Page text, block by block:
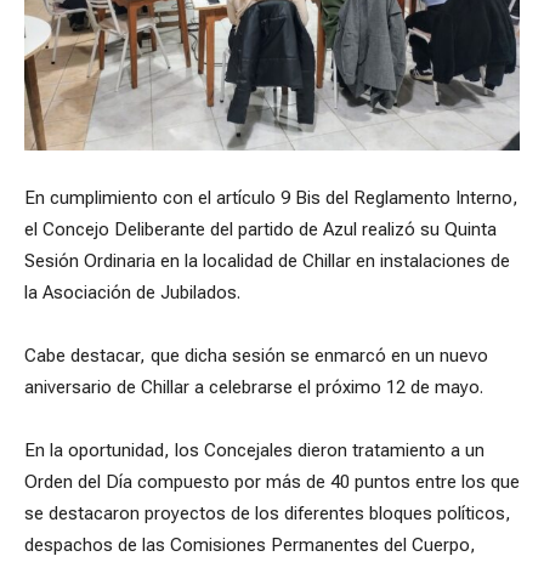
En cumplimiento con el artículo 9 Bis del Reglamento Interno,
el Concejo Deliberante del partido de Azul realizó su Quinta
Sesión Ordinaria en la localidad de Chillar en instalaciones de
la Asociación de Jubilados.
Cabe destacar, que dicha sesión se enmarcó en un nuevo
aniversario de Chillar a celebrarse el próximo 12 de mayo.
En la oportunidad, los Concejales dieron tratamiento a un
Orden del Día compuesto por más de 40 puntos entre los que
se destacaron proyectos de los diferentes bloques políticos,
despachos de las Comisiones Permanentes del Cuerpo,